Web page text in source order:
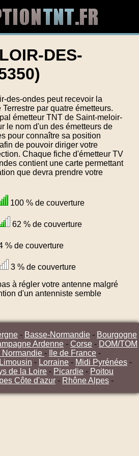
DES-
des-ondes peut recevoir la
par quatre émetteurs.
émetteur TNT de Saint-meloir-
le nom d'un des émetteurs de
pour connaître sa position
de pouvoir diriger votre
Chaque fiche d'émetteur TV
contient une carte permettant
que devra prendre votre
100 % de couverture
62 % de couverture
% de couverture
3 % de couverture
à régler votre antenne malgré
d'un antenniste semble
- Basse-Normandie - Bourgogne
Ardenne - Corse - DOM/TOM
Normandie - Ile de France -
Limousin - Lorraine - Midi Pyrénées -
de la Loire - Picardie - Poitou
Côte d'azur - Rhône Alpes -